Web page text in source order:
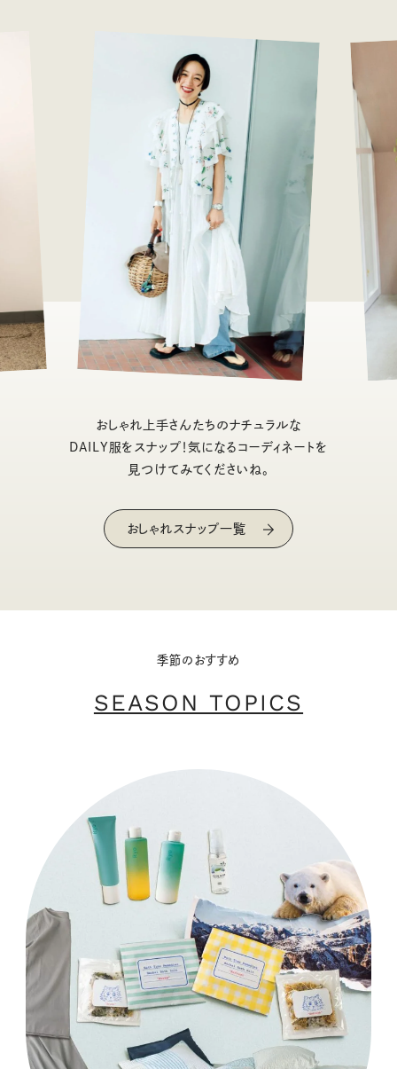
おしゃれ上手さんたちのナチュラルな
DAILY服をスナップ！気になるコーディネートを
見つけてみてくださいね。
おしゃれスナップ一覧
季節のおすすめ
SEASON TOPICS